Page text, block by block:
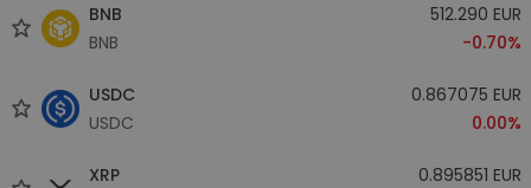
BNB
BNB
512.290 EUR
-0.70%
USDC
USDC
0.867075 EUR
0.00%
XRP
0.895851 EUR